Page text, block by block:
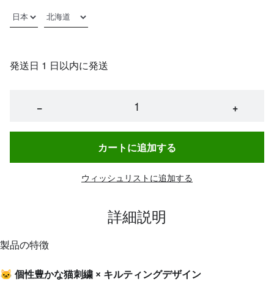
発送日 1 日以内に発送
− +
カートに追加する
ウィッシュリストに追加する
詳細説明
製品の特徴
🐱 個性豊かな猫刺繍 × キルティングデザイン